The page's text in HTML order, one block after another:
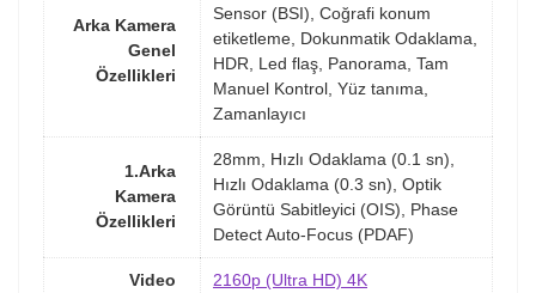
Arka Kamera
Genel
Özellikleri
Sensor (BSI), Coğrafi konum
etiketleme, Dokunmatik Odaklama,
HDR, Led flaş, Panorama, Tam
Manuel Kontrol, Yüz tanıma,
Zamanlayıcı
1.Arka
Kamera
Özellikleri
28mm, Hızlı Odaklama (0.1 sn),
Hızlı Odaklama (0.3 sn), Optik
Görüntü Sabitleyici (OIS), Phase
Detect Auto-Focus (PDAF)
Video
2160p (Ultra HD) 4K